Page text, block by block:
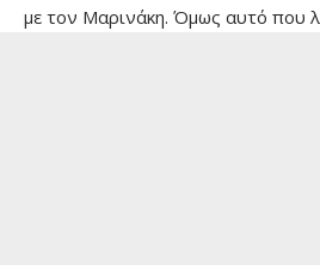
με τον Μαρινάκη. Όμως αυτό που